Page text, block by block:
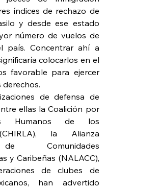
índices de rechazo de
y desde ese estado
número de vuelos de
país. Concentrar ahí a
colocarlos en el
favorable para ejercer
derechos.
de defensa de
ellas la Coalición por
Humanos de los
la Alianza
Comunidades
y Caribeñas (NALACC),
de clubes de
han advertido